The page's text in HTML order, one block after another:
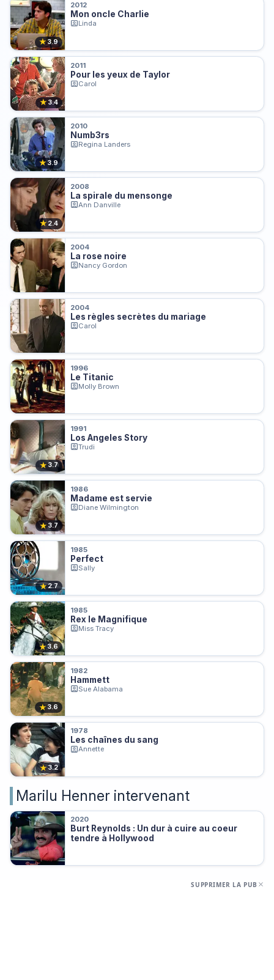
★3.9
2012
Mon oncle Charlie
Linda
★ 3.4
2011
Pour les yeux de Taylor
Carol
★3.9
2010
Numb3rs
Regina Landers
★2.4
2008
La spirale du mensonge
Ann Danville
2004
La rose noire
Nancy Gordon
2004
Les règles secrètes du mariage
Carol
1996
Le Titanic
Molly Brown
★ 3.7
1991
Los Angeles Story
Trudi
★3.7
1986
Madame est servie
Diane Wilmington
★2.7
1985
Perfect
Sally
★3.6
1985
Rex le Magnifique
Miss Tracy
★ 3.6
1982
Hammett
Sue Alabama
★3.2
1978
Les chaînes du sang
Annette
Marilu Henner intervenant
2020
Burt Reynolds : Un dur à cuire au coeur
tendre à Hollywood
SUPPRIMER LA PUB